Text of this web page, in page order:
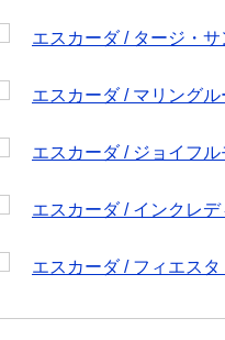
エスカーダ / タージ・サ
エスカーダ / マリングル
エスカーダ / ジョイフル
エスカーダ / インクレ
エスカーダ / フィエスタ